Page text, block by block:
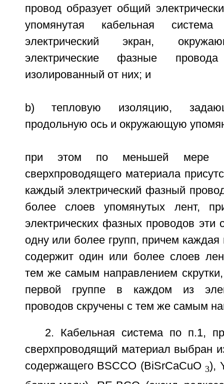
провод образует общий
упомянутая кабельная
электрический экран,
электрические фазные
изолированный от них; и
b) тепловую изоляцию,
продольную ось и окружающую
при этом по меньшей мере
сверхпроводящего материала
каждый электрический фазный
более слоев упомянутых лент,
электрических фазных проводов эти
одну или более групп, причем каждая
содержит один или более слоев
тем же самым направлением
первой группе в каждом из
проводов скручены с тем же самым
2. Кабельная система по п.1,
сверхпроводящий материал выбран
содержащего BSCCO (BiSrCaCuO 3),